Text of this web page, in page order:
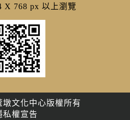
X 768 px 以上瀏覽
墩文化中心版權所有
私權宣告